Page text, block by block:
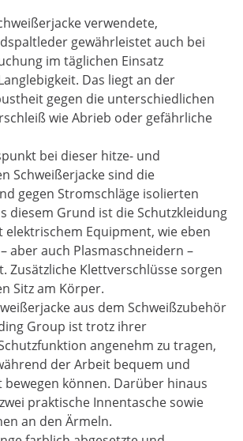
verwendete,
gewährleistet auch bei
im täglichen Einsatz
Das liegt an der
gegen die unterschiedlichen
wie Abrieb oder gefährliche
bei dieser hitze- und
Schweißerjacke sind die
gegen Stromschläge isolierten
diesem Grund ist die Schutzkleidung
Equipment, wie eben
aber auch Plasmaschneidern –
Zusätzliche Klettverschlüsse sorgen
Sitz am Körper.
aus dem Schweißzubehör
Group ist trotz ihrer
angenehm zu tragen,
der Arbeit bequem und
können. Darüber hinaus
praktische Innentasche sowie
an den Ärmeln.